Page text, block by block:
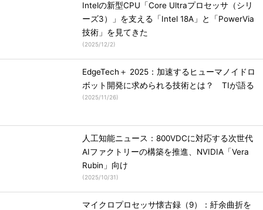
Intelの新型CPU「Core Ultraプロセッサ（シリ
ーズ3）」を支える「Intel 18A」と「PowerVia
技術」を見てきた
(2025/12/2)
EdgeTech＋ 2025：加速するヒューマノイドロ
ボット開発に求められる技術とは？ TIが語る
(2025/11/26)
人工知能ニュース：800VDCに対応する次世代
AIファクトリーの構築を推進、NVIDIA「Vera
Rubin」向け
(2025/10/31)
マイクロプロセッサ懐古録（9）：紆余曲折を